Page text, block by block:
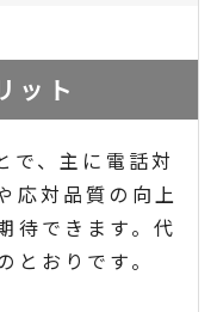
ット
で、主に電話対
応対品質の向上
待できます。代
おりです。